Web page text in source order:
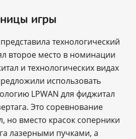
игры
технологический
второе место в номинации
и технологических видах
использовать
LPWAN для фиджитал
Это соревнование
но вместо красок соперники
лазерными пучками, а